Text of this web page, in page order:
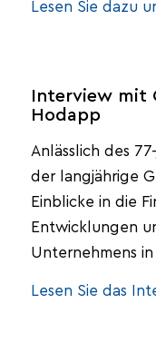
Lesen Sie dazu
Interview mit
Hodapp
Anlässlich des
der langjährige
Einblicke in die
Entwicklungen
Unternehmens
Lesen Sie das